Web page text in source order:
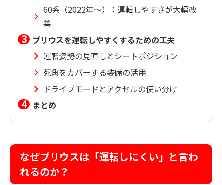
60系（2022年〜）：運転しやすさが大幅改
善
プリウスを運転しやすくするための工夫
運転姿勢の見直しとシートポジション
死角をカバーする装備の活用
ドライブモードとアクセルの使い分け
まとめ
なぜプリウスは「運転しにくい」と言わ
れるのか？